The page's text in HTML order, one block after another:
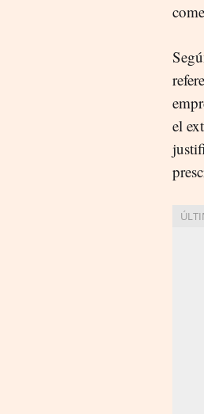
el